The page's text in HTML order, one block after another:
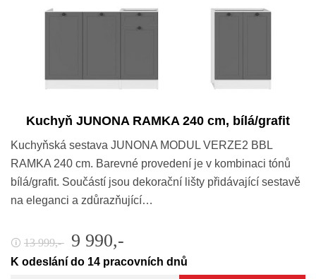
Kuchyň JUNONA RAMKA 240 cm, bílá/grafit
Kuchyňská sestava JUNONA MODUL VERZE2 BBL
RAMKA 240 cm. Barevné provedení je v kombinaci tónů
bílá/grafit. Součástí jsou dekorační lišty přidávající sestavě
na eleganci a zdůrazňující…
🛈 13 999,- 9 990,-
K odeslání do 14 pracovních dnů